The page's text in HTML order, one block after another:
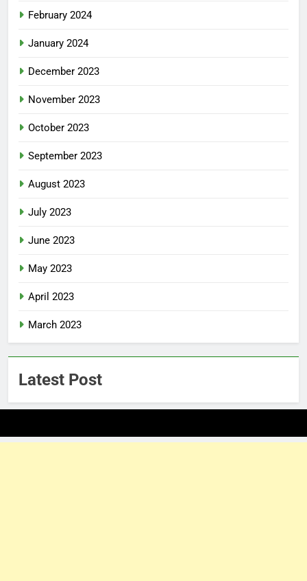
February 2024
January 2024
December 2023
November 2023
October 2023
September 2023
August 2023
July 2023
June 2023
May 2023
April 2023
March 2023
Latest Post